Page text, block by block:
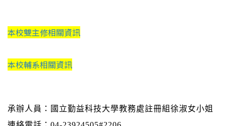
本校雙主修相關資訊
本校輔系相關資訊
承辦人員：國立勤益科技大學教務處註冊組徐淑女小姐